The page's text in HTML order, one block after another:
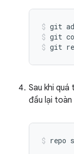
git
git
git
Sau khi
đầu lại toàn
repo